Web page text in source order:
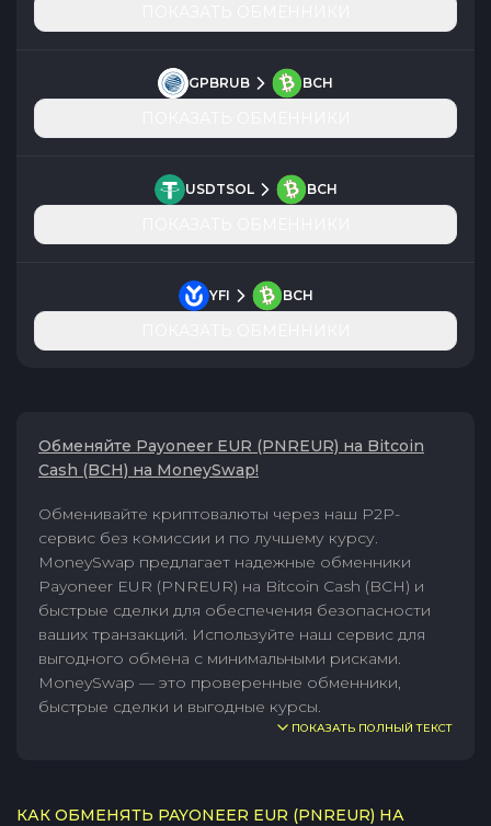
GPBRUB BCH
USDTSOL BCH
YFI BCH
Обменяйте Payoneer EUR (PNREUR) на Bitcoin
Cash (BCH) на MoneySwap!
Обменивайте криптовалюты через наш P2P-
сервис без комиссии и по лучшему курсу.
MoneySwap предлагает надежные обменники
Payoneer EUR (PNREUR) на Bitcoin Cash (BCH) и
быстрые сделки для обеспечения безопасности
ваших транзакций. Используйте наш сервис для
выгодного обмена с минимальными рисками.
MoneySwap — это проверенные обменники,
быстрые сделки и выгодные курсы.
ПОКАЗАТЬ ПОЛНЫЙ ТЕКСТ
КАК ОБМЕНЯТЬ PAYONEER EUR (PNREUR) НА